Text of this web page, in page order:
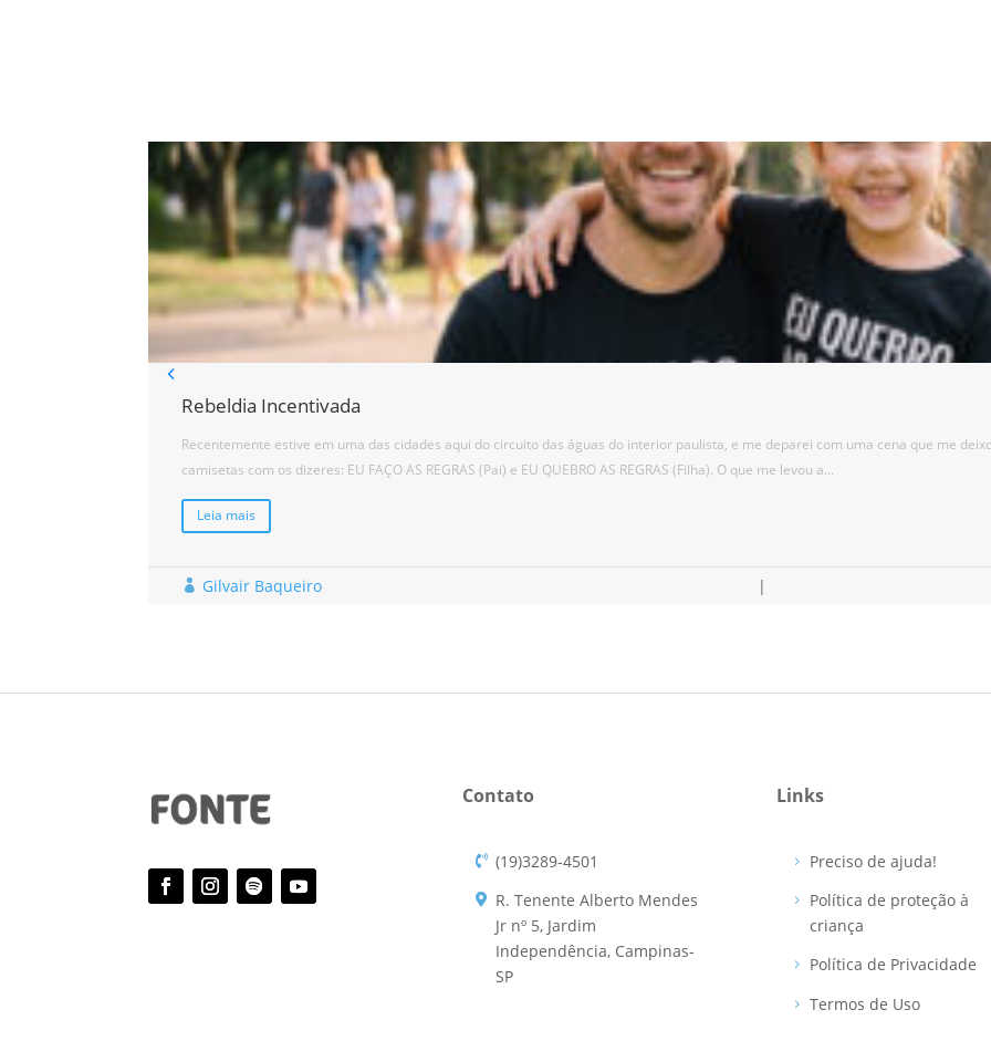
Rebeldia Incentivada
Recentemente estive em uma das cidades aqui do circuito das águas do interior paulista, e me deparei com uma cena que me
camisetas com os dizeres: EU FAÇO AS REGRAS (Pai) e EU QUEBRO AS REGRAS (Filha). O que me levou a...
Leia mais
 Gilvair Baqueiro |
Contato
(19)3289-4501
R. Tenente Alberto Mendes
Jr nº 5, Jardim
Independência, Campinas-
SP
Links
Preciso de ajuda!
Política de proteção à
criança
Política de Privacidade
Termos de Uso